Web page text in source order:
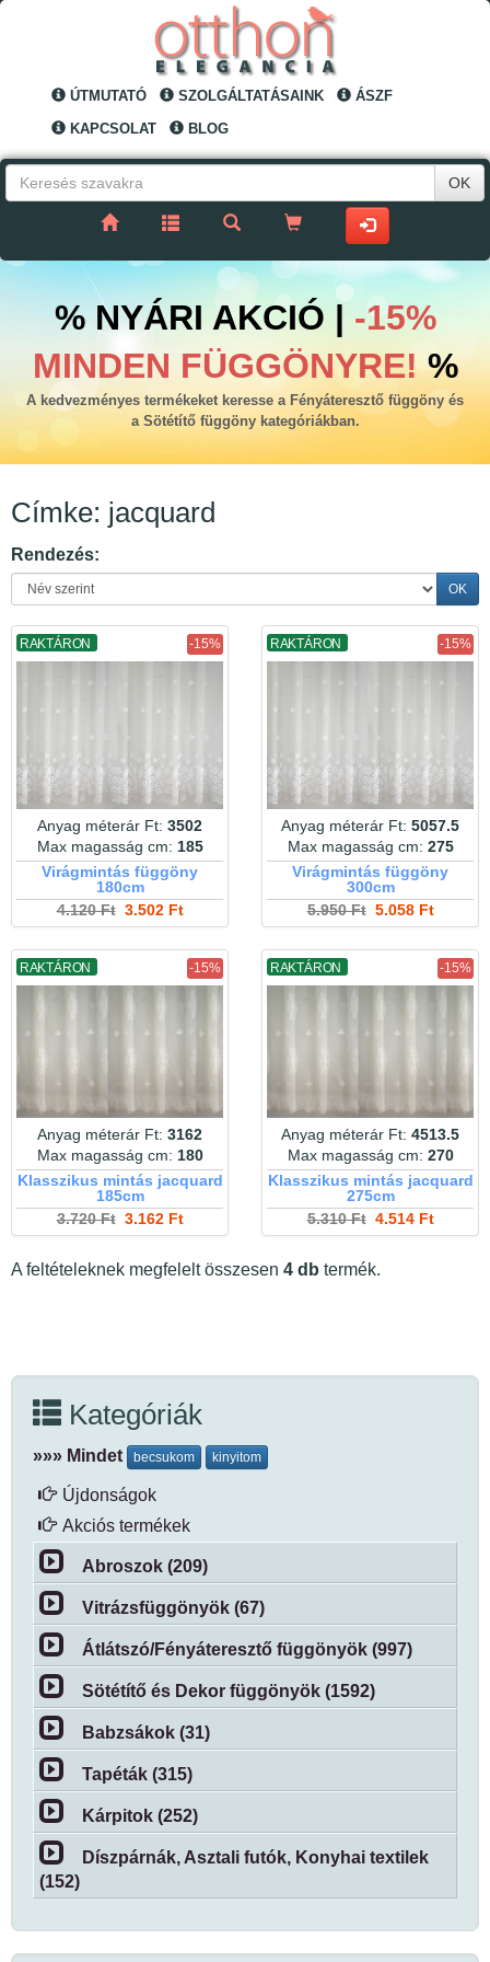
ÚTMUTATÓ SZOLGÁLTATÁSAINK
ÁSZF
KAPCSOLAT
BLOG
OK
% NYÁRI AKCIÓ | -15%
MINDEN FÜGGÖNYRE!%
A kedvezményes termékeket keresse a Fényáteresztő függöny és
a Sötétítő függöny kategóriákban.
Címke: jacquard
Rendezés:
OK
RAKTÁRON -15%
Anyag méterár Ft: 3502
Max magasság cm: 185
Virágmintás függöny
180cm
4.120 Ft3.502 Ft
RAKTÁRON -15%
Anyag méterár Ft: 5057.5
Max magasság cm: 275
Virágmintás függöny
300cm
5.950 Ft5.058 Ft
RAKTÁRON -15%
Anyag méterár Ft: 3162
Max magasság cm: 180
Klasszikus mintás jacquard
185cm
3.720 Ft3.162 Ft
RAKTÁRON -15%
Anyag méterár Ft: 4513.5
Max magasság cm: 270
Klasszikus mintás jacquard
275cm
5.310 Ft4.514 Ft
A feltételeknek megfelelt összesen 4 db termék.
Kategóriák
»»» Mindet becsukom kinyitom
Újdonságok
Akciós termékek
Abroszok (209)
Vitrázsfüggönyök (67)
Átlátszó/Fényáteresztő függönyök (997)
Sötétítő és Dekor függönyök (1592)
Babzsákok (31)
Tapéták (315)
Kárpitok (252)
Díszpárnák, Asztali futók, Konyhai textilek
(152)